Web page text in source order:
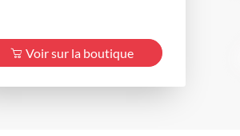
Voir sur la boutique